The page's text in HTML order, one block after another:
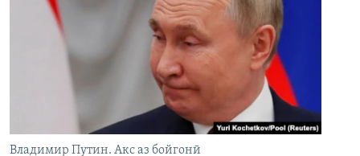
Владимир Путин. Акс аз бойгонӣ